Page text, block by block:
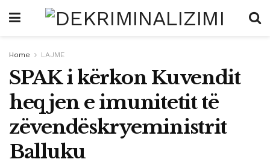
Home LAJME
SPAK i kërkon Kuvendit
heqjen e imunitetit të
zëvendëskryeministrit
Balluku